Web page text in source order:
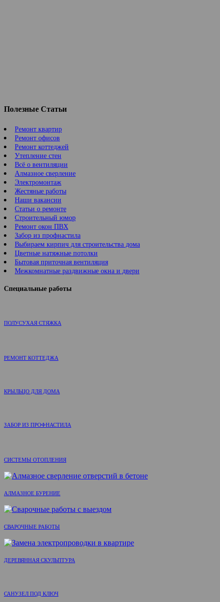
Полезные Статьи
Ремонт квартир
Ремонт офисов
Ремонт коттеджей
Утепление стен
Всё о вентиляции
Алмазное сверление
Электромонтаж
Жестяные работы
Наши вакансии
Статьи о ремонте
Строительный юмор
Ремонт окон ПВХ
Забор из профнастила
Выбираем кирпич для строительства дома
Цветные натяжные потолки
Бытовая приточная вентиляция
Межкомнатные раздвижные окна и двери
Специальные работы
ПОЛУСУХАЯ СТЯЖКА
РЕМОНТ КОТТЕДЖА
КРЫЛЬЦО ДЛЯ ДОМА
ЗАБОР ИЗ ПРОФНАСТИЛА
СИСТЕМЫ ОТОПЛЕНИЯ
АЛМАЗНОЕ БУРЕНИЕ
СВАРОЧНЫЕ РАБОТЫ
ДЕРЕВЯННАЯ СКУЛЬПТУРА
САНУЗЕЛ ПОД КЛЮЧ